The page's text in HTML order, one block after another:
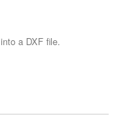
a DXF file.